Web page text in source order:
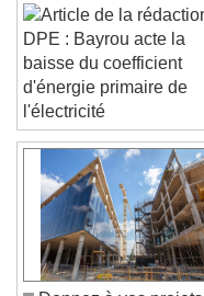
DPE : Bayrou acte la
baisse du coefficient
d'énergie primaire de
l'électricité